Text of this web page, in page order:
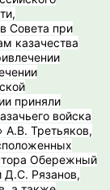
Совета при
казачества
приняли
войска
Третьяков,
Обережный
Рязанов,